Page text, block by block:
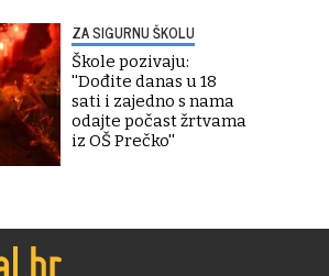
ZA SIGURNU ŠKOLU
Škole pozivaju:
''Dođite danas u 18
sati i zajedno s nama
odajte počast žrtvama
iz OŠ Prečko''